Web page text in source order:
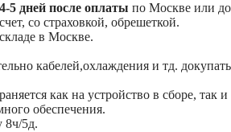
5 дней после оплаты по Москве или
со страховкой, обрешеткой.
в Москве.
кабелей,охлаждения и тд.
как на устройство в сборе, так
обеспечения.
8ч/5д.